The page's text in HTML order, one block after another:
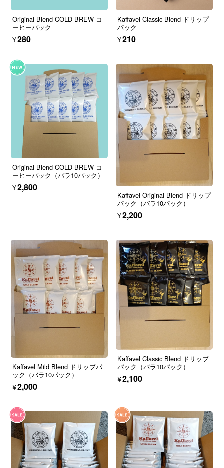
Original Blend COLD BREW コ
ーヒーパック
¥280
Kaffavel Classic Blend ドリップ
パック
¥210
Original Blend COLD BREW コ
ーヒーパック（バラ10パック）
¥2,800
Kaffavel Original Blend ドリップ
パック（バラ10パック）
¥2,200
Kaffavel Mild Blend ドリップパ
ック（バラ10パック）
¥2,000
Kaffavel Classic Blend ドリップ
パック（バラ10パック）
¥2,100